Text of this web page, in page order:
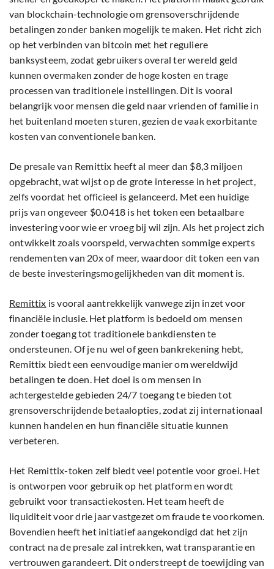
van blockchain-technologie om grensoverschrijdende
betalingen zonder banken mogelijk te maken. Het richt zich
op het verbinden van bitcoin met het reguliere
banksysteem, zodat gebruikers overal ter wereld geld
kunnen overmaken zonder de hoge kosten en trage
processen van traditionele instellingen. Dit is vooral
belangrijk voor mensen die geld naar vrienden of familie in
het buitenland moeten sturen, gezien de vaak exorbitante
kosten van conventionele banken.
De presale van Remittix heeft al meer dan $8,3 miljoen
opgebracht, wat wijst op de grote interesse in het project,
zelfs voordat het officieel is gelanceerd. Met een huidige
prijs van ongeveer $0.0418 is het token een betaalbare
investering voor wie er vroeg bij wil zijn. Als het project zich
ontwikkelt zoals voorspeld, verwachten sommige experts
rendementen van 20x of meer, waardoor dit token een van
de beste investeringsmogelijkheden van dit moment is.
Remittix is vooral aantrekkelijk vanwege zijn inzet voor
financiële inclusie. Het platform is bedoeld om mensen
zonder toegang tot traditionele bankdiensten te
ondersteunen. Of je nu wel of geen bankrekening hebt,
Remittix biedt een eenvoudige manier om wereldwijd
betalingen te doen. Het doel is om mensen in
achtergestelde gebieden 24/7 toegang te bieden tot
grensoverschrijdende betaalopties, zodat zij internationaal
kunnen handelen en hun financiële situatie kunnen
verbeteren.
Het Remittix-token zelf biedt veel potentie voor groei. Het
is ontworpen voor gebruik op het platform en wordt
gebruikt voor transactiekosten. Het team heeft de
liquiditeit voor drie jaar vastgezet om fraude te voorkomen.
Bovendien heeft het initiatief aangekondigd dat het zijn
contract na de presale zal intrekken, wat transparantie en
vertrouwen garandeert. Dit onderstreept de toewijding van